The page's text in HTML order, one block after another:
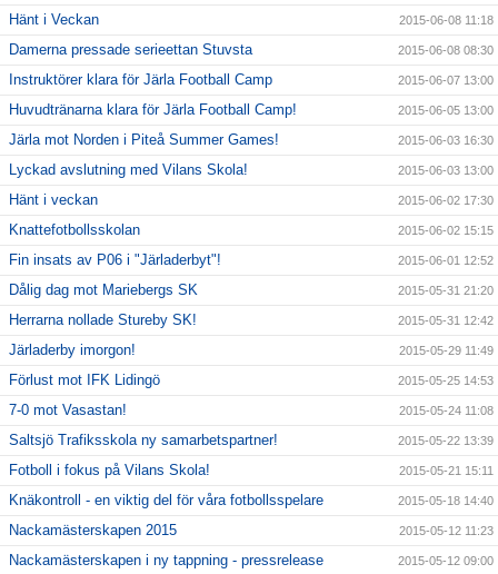
Hänt i Veckan 2015-06-08 11:18
Damerna pressade serieettan Stuvsta 2015-06-08 08:30
Instruktörer klara för Järla Football Camp 2015-06-07 13:00
Huvudtränarna klara för Järla Football Camp! 2015-06-05 13:00
Järla mot Norden i Piteå Summer Games! 2015-06-03 16:30
Lyckad avslutning med Vilans Skola! 2015-06-03 13:00
Hänt i veckan 2015-06-02 17:30
Knattefotbollsskolan 2015-06-02 15:15
Fin insats av P06 i "Järladerbyt"! 2015-06-01 12:52
Dålig dag mot Mariebergs SK 2015-05-31 21:20
Herrarna nollade Stureby SK! 2015-05-31 12:42
Järladerby imorgon! 2015-05-29 11:49
Förlust mot IFK Lidingö 2015-05-25 14:53
7-0 mot Vasastan! 2015-05-24 11:08
Saltsjö Trafiksskola ny samarbetspartner! 2015-05-22 13:39
Fotboll i fokus på Vilans Skola! 2015-05-21 15:11
Knäkontroll - en viktig del för våra fotbollsspelare 2015-05-18 14:40
Nackamästerskapen 2015 2015-05-12 11:23
Nackamästerskapen i ny tappning - pressrelease 2015-05-12 09:00